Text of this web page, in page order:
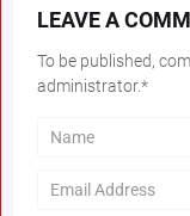
LEAVE A
To be published,
administrator.*